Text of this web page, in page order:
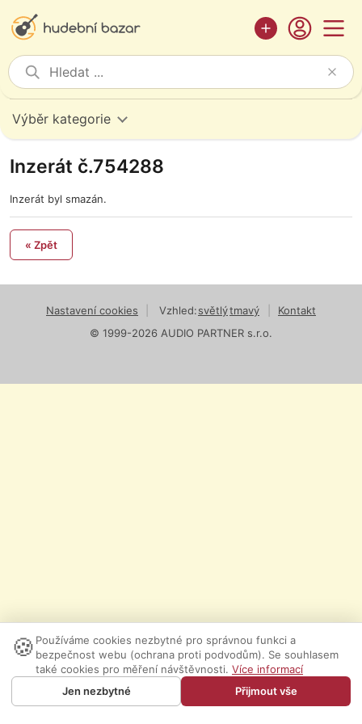
Výběr kategorie
Inzerát č.754288
Inzerát byl smazán.
« Zpět
Nastavení cookies Vzhled:světlýtmavý
Kontakt
© 1999-2026 AUDIO PARTNER s.r.o.
🍪 Používáme cookies nezbytné pro správnou funkci a
bezpečnost webu (ochrana proti podvodům). Se souhlasem
také cookies pro měření návštěvnosti. Více informací
Jen nezbytné
Přijmout vše